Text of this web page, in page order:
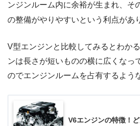
ンジンルーム内に余裕が生まれ、そ
の整備がやりやすいという利点があ
V型エンジンと比較してみるとわか
ンは長さが短いものの横に広くなっ
のでエンジンルームを占有するよう
V6エンジンの特徴！